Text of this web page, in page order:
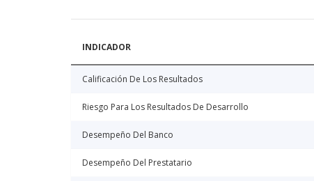
INDICADOR
Calificación De Los Resultados
Riesgo Para Los Resultados De Desarrollo
Desempeño Del Banco
Desempeño Del Prestatario